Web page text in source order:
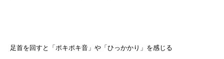
足首を回すと「ポキポキ音」や「ひっかかり」を感じる